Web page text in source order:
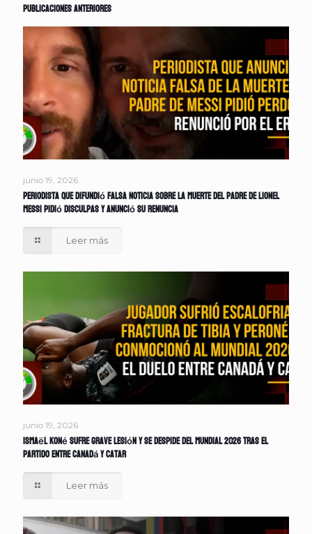
Publicaciones anteriores
junio 19, 2026
Periodista que difundió falsa noticia sobre la muerte del padre de Lionel
Messi pidió disculpas y anunció su renuncia
Leer más
junio 19, 2026
Ismaël Koné sufre grave lesión y se despide del Mundial 2026 tras el
partido entre Canadá y Catar
Leer más